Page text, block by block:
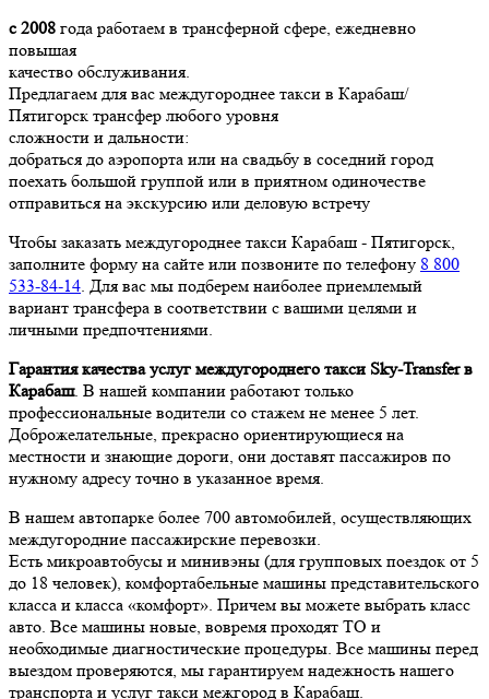
с 2008 года работаем в трансферной сфере, ежедневно
повышая
качество обслуживания.
Предлагаем для вас междугороднее такси в Карабаш/
Пятигорск трансфер любого уровня
сложности и дальности:
добраться до аэропорта или на свадьбу в соседний город
поехать большой группой или в приятном одиночестве
отправиться на экскурсию или деловую встречу
Чтобы заказать междугороднее такси Карабаш - Пятигорск,
заполните форму на сайте или позвоните по телефону 8 800
533-84-14. Для вас мы подберем наиболее приемлемый
вариант трансфера в соответствии с вашими целями и
личными предпочтениями.
Гарантия качества услуг междугороднего такси Sky-Transfer в
Карабаш. В нашей компании работают только
профессиональные водители со стажем не менее 5 лет.
Доброжелательные, прекрасно ориентирующиеся на
местности и знающие дороги, они доставят пассажиров по
нужному адресу точно в указанное время.
В нашем автопарке более 700 автомобилей, осуществляющих
междугородние пассажирские перевозки.
Есть микроавтобусы и минивэны (для групповых поездок от 5
до 18 человек), комфортабельные машины представительского
класса и класса «комфорт». Причем вы можете выбрать класс
авто. Все машины новые, вовремя проходят ТО и
необходимые диагностические процедуры. Все машины перед
выездом проверяются, мы гарантируем надежность нашего
транспорта и услуг такси межгород в Карабаш.